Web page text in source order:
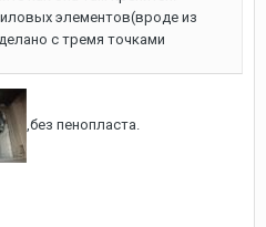
элементов(вроде из
с тремя точками
,без пенопласта.